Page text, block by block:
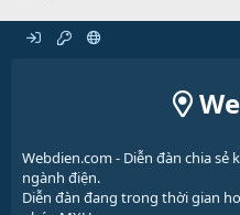
Webdien.com - Diễn đàn chia
ngành điện.
Diễn đàn đang trong thời gian